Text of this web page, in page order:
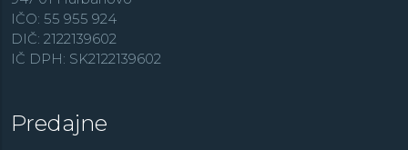
IČO: 55 955 924
DIČ: 2122139602
IČ DPH: SK2122139602
Predajne